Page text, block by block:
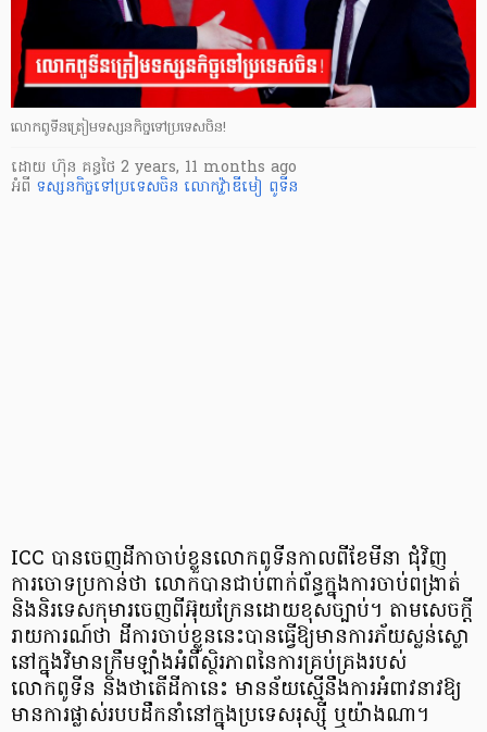
លោកពូទីនត្រៀមទស្សនកិច្ចទៅប្រទេសចិន!
ដោយ ហ៊ុន គន្ធថៃ 2 years, 11 months ago
អំពី ទស្សនកិច្ចទៅប្រទេសចិន លោកវ្ល៉ាឌីមៀ ពូទីន
ICC បានចេញដីកាចាប់ខ្លួនលោកពូទីនកាលពីខែមីនា ជុំវិញ
ការចោទប្រកាន់ថា លោកបានជាប់ពាក់ព័ន្ធក្នុងការចាប់ពង្រាត់
និងនិរទេសកុមារចេញពីអ៊ុយក្រែនដោយខុសច្បាប់។ តាមសេចក្តី
រាយការណ៍ថា ដីការចាប់ខ្លួននេះបានធ្វើឱ្យមានការភ័យស្លន់ស្លោ
នៅក្នុងវិមានក្រឹមឡាំងអំពីស្ថិរភាពនៃការគ្រប់គ្រងរបស់
លោកពូទីន និងថាតើដីកានេះ មានន័យស្មើនឹងការអំពាវនាវឱ្យ
មានការផ្លាស់របបដឹកនាំនៅក្នុងប្រទេសរុស្ស៊ី ឬយ៉ាងណា។